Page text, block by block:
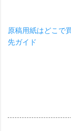
原稿用紙はどこで
先ガイド